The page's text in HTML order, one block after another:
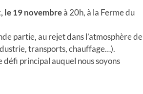
le 19 novembreà 20h, à la Ferme du
partie, au rejet dans l’atmosphère de
transports, chauffage…).
principal auquel nous soyons